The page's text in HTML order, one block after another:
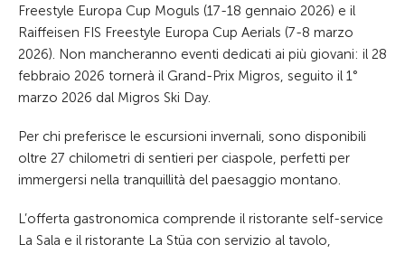
Freestyle Europa Cup Moguls (17-18 gennaio 2026) e il
Raiffeisen FIS Freestyle Europa Cup Aerials (7-8 marzo
2026). Non mancheranno eventi dedicati ai più giovani: il 28
febbraio 2026 tornerà il Grand-Prix Migros, seguito il 1°
marzo 2026 dal Migros Ski Day.
Per chi preferisce le escursioni invernali, sono disponibili
oltre 27 chilometri di sentieri per ciaspole, perfetti per
immergersi nella tranquillità del paesaggio montano.
L’offerta gastronomica comprende il ristorante self-service
La Sala e il ristorante La Stüa con servizio al tavolo,